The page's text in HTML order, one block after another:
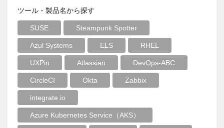
ツール・製品名から探す
SUSE Steampunk Spotter
Azul Systems ELS RHEL
UXPin Atlassian DevOps-ABC
CircleCI Okta Zabbix
integrate.io
Azure Kubernetes Service（AKS）